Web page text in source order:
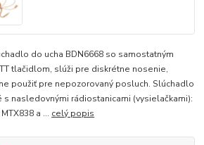
do ucha BDN6668 so samostatným
tlačidlom, slúži pre diskrétne nosenie,
použiť pre nepozorovaný posluch. Slúchadlo
s nasledovnými rádiostanicami (vysielačkami):
a ... celý popis